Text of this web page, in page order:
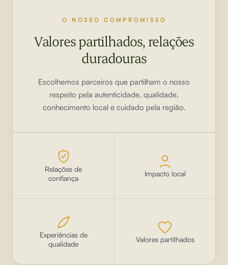
O NOSSO COMPROMISSO
Valores partilhados, relações
duradouras
Escolhemos parceiros que partilham o nosso
respeito pela autenticidade, qualidade,
conhecimento local e cuidado pela região.
Relações de
confiança
Impacto local
Experiências de
qualidade
Valores partilhados